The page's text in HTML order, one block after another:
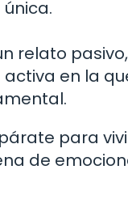
relato
en la
para
de